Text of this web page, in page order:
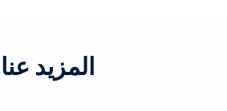
المزيد عنا